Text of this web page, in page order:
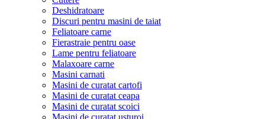
Deshidratoare
Discuri pentru masini de taiat
Feliatoare carne
Fierastraie pentru oase
Lame pentru feliatoare
Malaxoare carne
Masini carnati
Masini de curatat cartofi
Masini de curatat ceapa
Masini de curatat scoici
Masini de curatat usturoi